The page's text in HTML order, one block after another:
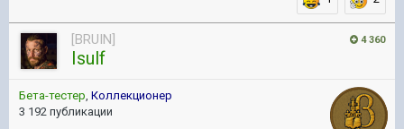
4 360
[BRUIN]
Isulf
Бета-тестер, Коллекционер
3 192 публикации